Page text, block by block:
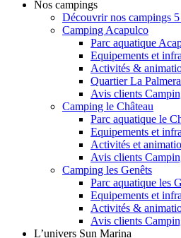
Nos campings
Découvrir nos campings
Camping Acapulco
Parc aquatique
Equipements et
Activités &
Quartier La
Avis clients
Camping le Château
Parc aquatique le
Equipements et
Activités et
Avis clients
Camping les Genêts
Parc aquatique les
Equipements et
Activités &
Avis clients
L’univers Sun Marina